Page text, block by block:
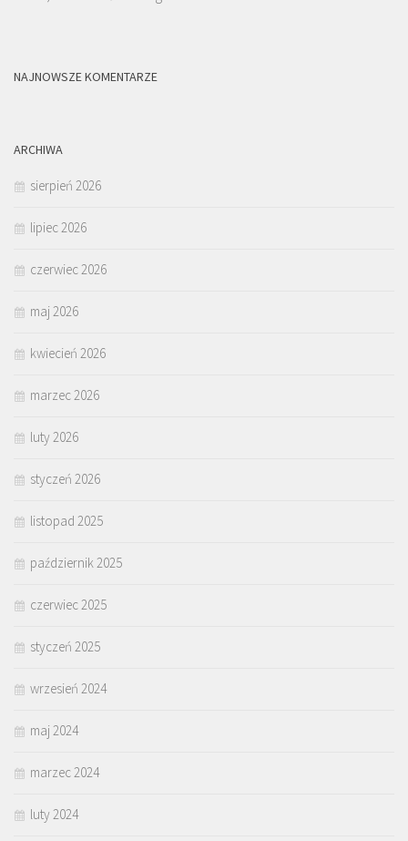
NAJNOWSZE KOMENTARZE
ARCHIWA
sierpień 2026
lipiec 2026
czerwiec 2026
maj 2026
kwiecień 2026
marzec 2026
luty 2026
styczeń 2026
listopad 2025
październik 2025
czerwiec 2025
styczeń 2025
wrzesień 2024
maj 2024
marzec 2024
luty 2024